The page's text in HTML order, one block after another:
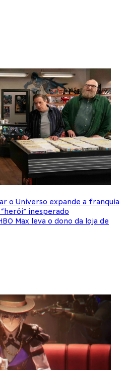
o Universo expande a franquia
inesperado
Max leva o dono da loja de